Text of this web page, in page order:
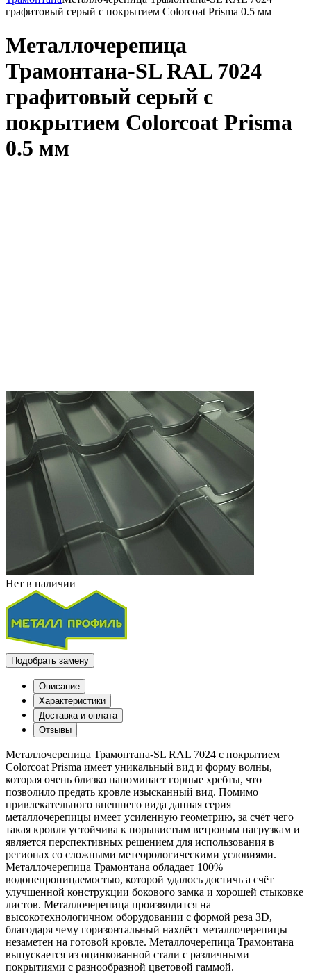
графитовый серый с покрытием Colorcoat Prisma 0.5 мм
Металлочерепица
Трамонтана-SL RAL 7024
графитовый серый с
покрытием Colorcoat Prisma
0.5 мм
Нет в наличии
Подобрать замену
Описание
Характеристики
Доставка и оплата
Отзывы
Металлочерепица Трамонтана-SL RAL 7024 с покрытием
Colorcoat Prisma имеет уникальный вид и форму волны,
которая очень близко напоминает горные хребты, что
позволило предать кровле изысканный вид. Помимо
привлекательного внешнего вида данная серия
металлочерепицы имеет усиленную геометрию, за счёт чего
такая кровля устойчива к порывистым ветровым нагрузкам и
является перспективных решением для использования в
регионах со сложными метеорологическими условиями.
Металлочерепица Трамонтана обладает 100%
водонепроницаемостью, которой удалось достичь а счёт
улучшенной конструкции бокового замка и хорошей стыковке
листов. Металлочерепица производится на
высокотехнологичном оборудовании с формой реза 3D,
благодаря чему горизонтальный нахлёст металлочерепицы
незаметен на готовой кровле. Металлочерепица Трамонтана
выпускается из оцинкованной стали с различными
покрытиями с разнообразной цветовой гаммой.